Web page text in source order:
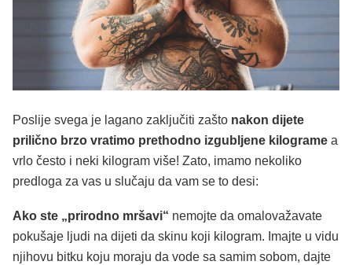
Poslije svega je lagano zaključiti zašto nakon dijete
prilično brzo vratimo prethodno izgubljene kilograme a
vrlo često i neki kilogram više! Zato, imamo nekoliko
predloga za vas u slučaju da vam se to desi:
Ako ste „prirodno mršavi“ nemojte da omalovažavate
pokušaje ljudi na dijeti da skinu koji kilogram. Imajte u vidu
njihovu bitku koju moraju da vode sa samim sobom, dajte